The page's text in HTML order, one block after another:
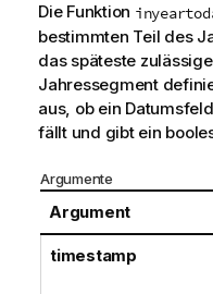
h
i
n
w
e
i
Die Funktion
bestimmten Teil des
das späteste
Jahressegment
aus, ob ein
fällt und gibt ein
Argumente
Argument
timestamp